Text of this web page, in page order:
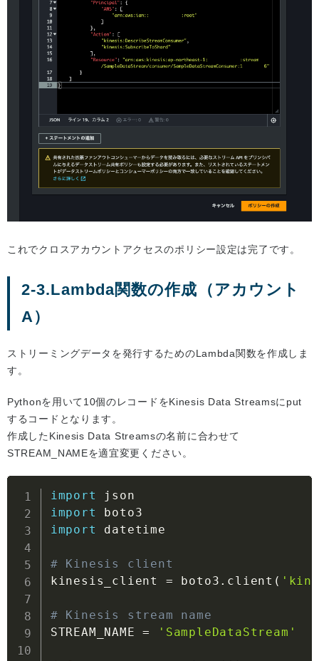
これでクロスアカウントアクセスのポリシー設定は完了です。
2-3.Lambda関数の作成（アカウント
A）
ストリーミングデータを発行するためのLambda関数を作成しま
す。
Pythonを用いて10個のレコードをKinesis Data Streamsにput
するコードとなります。
作成したKinesis Data Streamsの名前に合わせて
STREAM_NAMEを適宜変更ください。
import
import
import
datetime
# Kinesis client
kinesis_client = boto3 . client (
# Kinesis stream name
STREAM_NAME = 'SampleDataStream'